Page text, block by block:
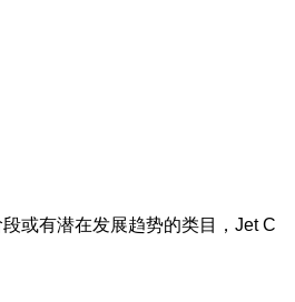
或有潜在发展趋势的类目，Jet C